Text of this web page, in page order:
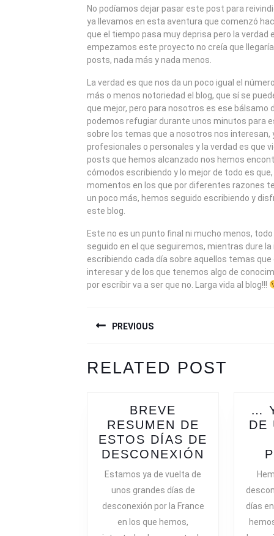
2012
No podíamos dejar pasar este post para
ya llevamos en esta aventura que comenzó
que el tiempo pasa muy deprisa pero la verdad
empezamos este proyecto no creía que
posts, nada más y nada menos.
La verdad es que nos da un poco igual el
más o menos notoriedad el blog, que sí se
que mejor, pero para nosotros es ese bálsamo
podemos refugiar durante unos minutos para
sobre los temas que a nosotros nos interesan,
profesionales o personales y la verdad es que
posts que hemos alcanzado nos hemos
cómodos escribiendo y lo mejor de todo es
momentos en los que por diferentes razones
un poco más, hemos seguido escribiendo y
este blog.
Este no es un punto final ni mucho menos,
seguido en el que seguiremos, mientras dure la
escribiendo cada día sobre aquellos temas
interesar y de los que tenemos algo de
por escribir va a ser que no. Larga vida al blog!!!
DE
ENTRADAS
PREVIOUS
post:
RELATED POST
BREVE
RESUMEN DE
ESTOS DÍAS DE
DESCONEXIÓN
RESUMEN
ESTOS
Estamos ya de vuelta de
unos grandes días de
desconexión por la France
en los que hemos,
…
DE
días